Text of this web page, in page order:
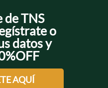
de TNS
o
datos y
AQUÍ